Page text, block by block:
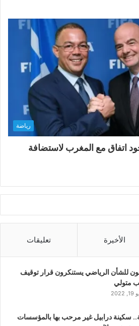
رياضة
اتفاق مع المغرب لاستضافة
الأخيرة تعليقات
للشأن الرياضي يستنكرون قرار توقيف
متولي
سكينة درابيل غير مرحب بها بالمؤسسات